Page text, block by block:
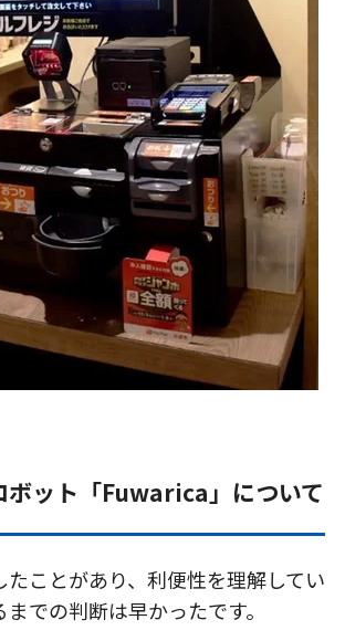
ボット「Fuwarica」について
たことがあり、利便性を理解してい
での判断は早かったです。